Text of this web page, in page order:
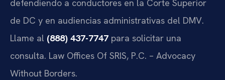
defendiendo a conductores en la Corte Superior
de DC y en audiencias administrativas del DMV.
Llame al (888) 437-7747 para solicitar una
consulta. Law Offices Of SRIS, P.C. – Advocacy
Without Borders.